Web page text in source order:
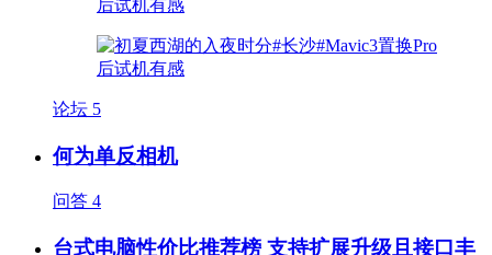
论坛 5
何为单反相机
问答 4
台式电脑性价比推荐榜 支持扩展升级且接口丰